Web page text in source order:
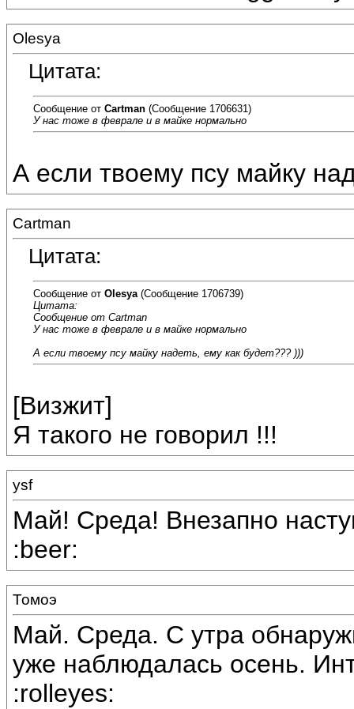
Olesya
Цитата:
Сообщение от Cartman (Сообщение 1706631)
У нас тоже в феврале и в майке нормально
А если твоему псу майку
Cartman
Цитата:
Сообщение от Olesya (Сообщение 1706739)
Цитата:
Сообщение от Cartman
У нас тоже в феврале и в майке нормально
А если твоему псу майку надеть, ему как будет??? )))
[Визжит]
Я такого не говорил !!!
ysf
Май! Среда! Внезапно
:beer:
Томоэ
Май. Среда. С утра
уже наблюдалась осень.
:rolleyes: